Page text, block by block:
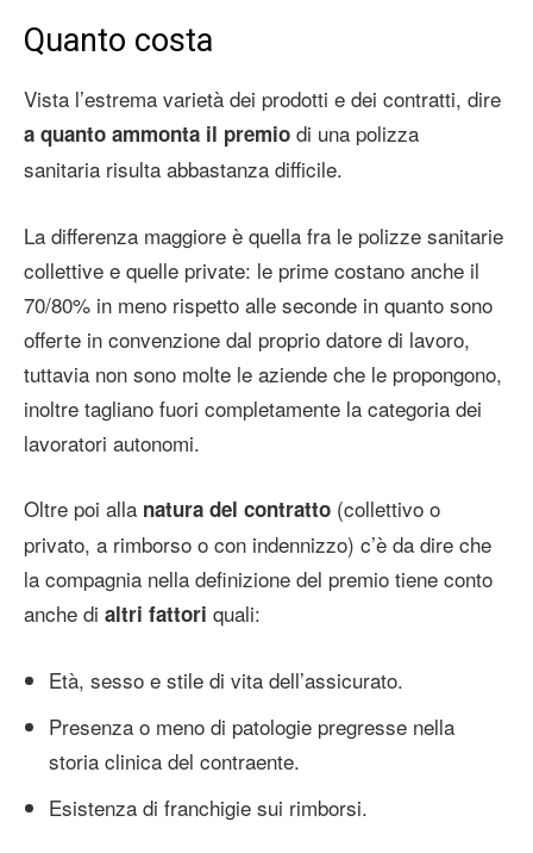
Quanto costa
Vista l’estrema varietà dei prodotti e dei contratti, dire
a quanto ammonta il premio di una polizza
sanitaria risulta abbastanza difficile.
La differenza maggiore è quella fra le polizze sanitarie
collettive e quelle private: le prime costano anche il
70/80% in meno rispetto alle seconde in quanto sono
offerte in convenzione dal proprio datore di lavoro,
tuttavia non sono molte le aziende che le propongono,
inoltre tagliano fuori completamente la categoria dei
lavoratori autonomi.
Oltre poi alla natura del contratto (collettivo o
privato, a rimborso o con indennizzo) c’è da dire che
la compagnia nella definizione del premio tiene conto
anche di altri fattori quali:
Età, sesso e stile di vita dell’assicurato.
Presenza o meno di patologie pregresse nella
storia clinica del contraente.
Esistenza di franchigie sui rimborsi.